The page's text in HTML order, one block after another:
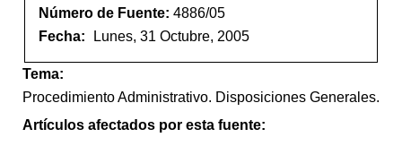
Número de Fuente: 4886/05
Fecha:
Lunes, 31 Octubre, 2005
Tema:
Procedimiento Administrativo. Disposiciones Generales.
Artículos afectados por esta fuente: